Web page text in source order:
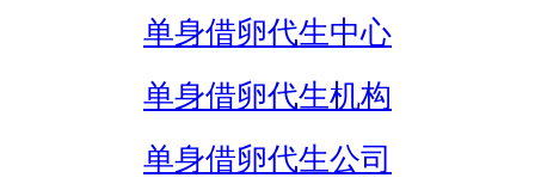
单身借卵代生中心
单身借卵代生机构
单身借卵代生公司